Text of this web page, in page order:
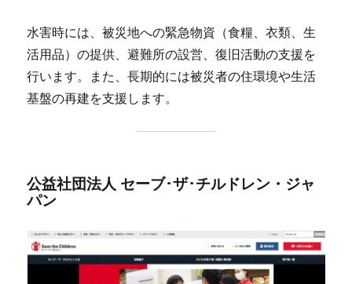
水害時には、被災地への緊急物資（食糧、衣類、生
活用品）の提供、避難所の設営、復旧活動の支援を
行います。また、長期的には被災者の住環境や生活
基盤の再建を支援します​。
公益社団法人 セーブ･ザ･チルドレン・ジャ
パン